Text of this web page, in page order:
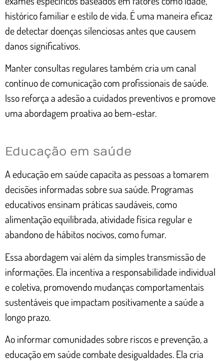
histórico familiar e estilo de vida. É uma maneira eficaz
de detectar doenças silenciosas antes que causem
danos significativos.
Manter consultas regulares também cria um canal
contínuo de comunicação com profissionais de saúde.
Isso reforça a adesão a cuidados preventivos e promove
uma abordagem proativa ao bem-estar.
Educação em saúde
A educação em saúde capacita as pessoas a tomarem
decisões informadas sobre sua saúde. Programas
educativos ensinam práticas saudáveis, como
alimentação equilibrada, atividade física regular e
abandono de hábitos nocivos, como fumar.
Essa abordagem vai além da simples transmissão de
informações. Ela incentiva a responsabilidade individual
e coletiva, promovendo mudanças comportamentais
sustentáveis que impactam positivamente a saúde a
longo prazo.
Ao informar comunidades sobre riscos e prevenção, a
educação em saúde combate desigualdades. Ela cria